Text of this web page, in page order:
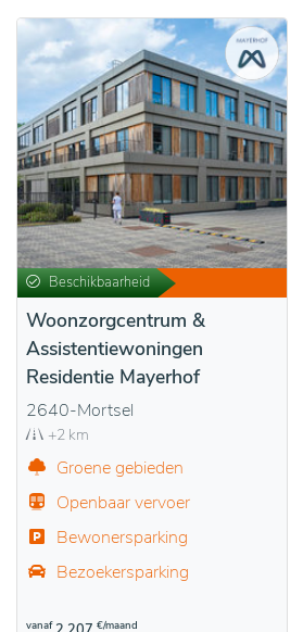
Beschikbaarheid
Woonzorgcentrum &
Assistentiewoningen
Residentie Mayerhof
2640-Mortsel
+2 km
Groene gebieden
Openbaar vervoer
Bewonersparking
Bezoekersparking
vanaf €/maand